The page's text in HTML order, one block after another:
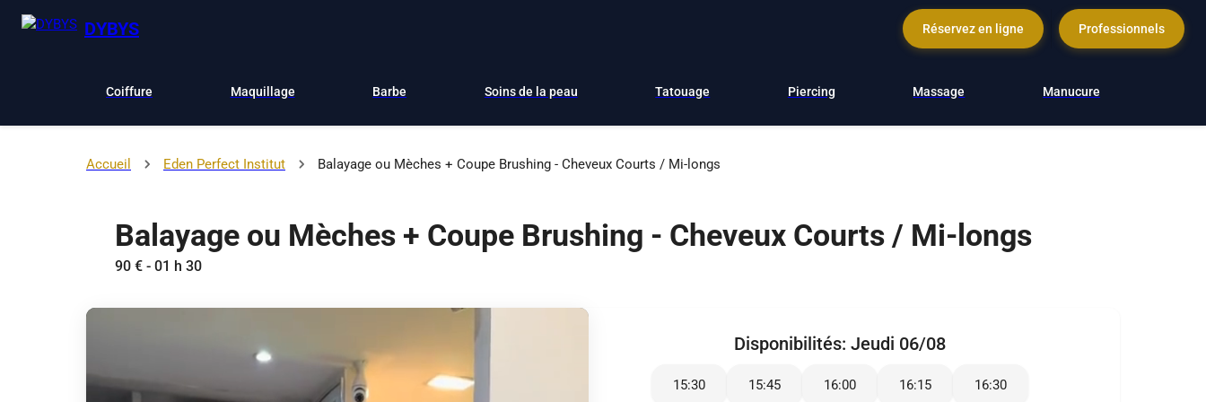
DYBYS Réservez en ligne Professionnels
Coiffure Maquillage Barbe Soins de la peau Tatouage Piercing Massage Manucure
Accueil Eden Perfect Institut Balayage ou Mèches + Coupe Brushing - Cheveux Courts / Mi-longs
Balayage ou Mèches + Coupe Brushing - Cheveux Courts / Mi-longs
90 € - 01 h 30
Disponibilités: Jeudi 06/08
15:30 15:45 16:00 16:15 16:30